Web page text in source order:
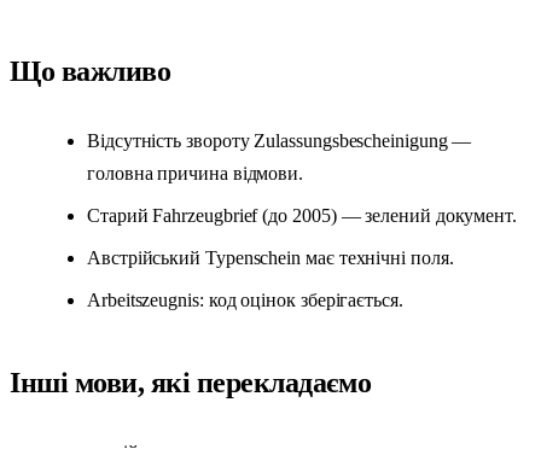
Що важливо
Відсутність звороту Zulassungsbescheinigung —
головна причина відмови.
Старий Fahrzeugbrief (до 2005) — зелений документ.
Австрійський Typenschein має технічні поля.
Arbeitszeugnis: код оцінок зберігається.
Інші мови, які перекладаємо